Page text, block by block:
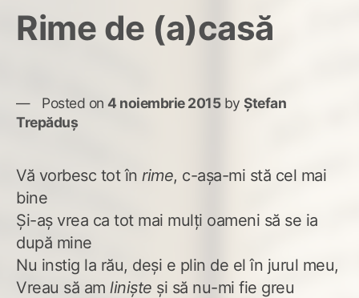
Rime de (a)casă
Posted on 4 noiembrie 2015by Ștefan
Trepăduș
Vă vorbesc tot în rime, c-așa-mi stă cel mai
bine
Și-aș vrea ca tot mai mulți oameni să se ia
după mine
Nu instig la rău, deși e plin de el în jurul meu,
Vreau să am liniște și să nu-mi fie greu